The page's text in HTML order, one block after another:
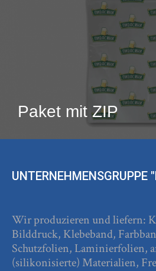
Paket mit ZIP
UNTERNEHMENSGRUPPE
Wir produzieren und liefern:
Bilddruck, Klebeband,
Schutzfolien, Laminierfolien,
(silikonisierte) Materialien,